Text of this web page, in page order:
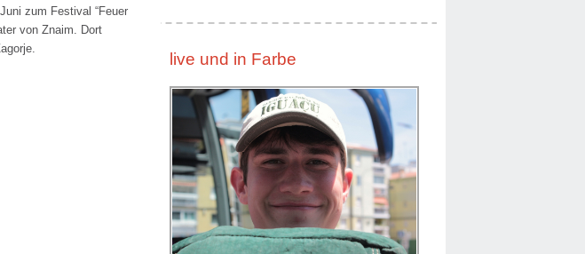
zum Festival “Feuer
von Znaim. Dort
live und in Farbe